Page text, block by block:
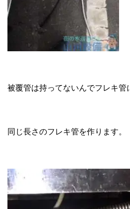
被覆管は持ってないんでフレキ管
同じ長さのフレキ管を作ります。